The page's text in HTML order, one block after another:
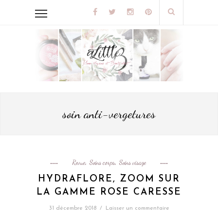
soin anti-vergetures
Revue, Soins corps, Soins visage
HYDRAFLORE, ZOOM SUR
LA GAMME ROSE CARESSE
31 décembre 2018 / Laisser un commentaire